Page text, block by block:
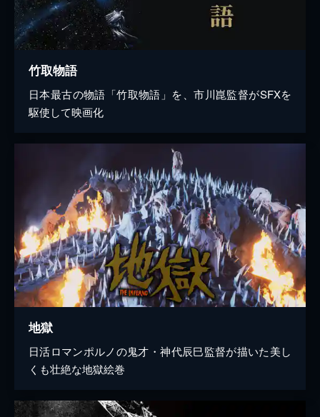
竹取物語
日本最古の物語「竹取物語」を、市川崑監督がSFXを
駆使して映画化
地獄
日活ロマンポルノの鬼才・神代辰巳監督が描いた美し
くも壮絶な地獄絵巻